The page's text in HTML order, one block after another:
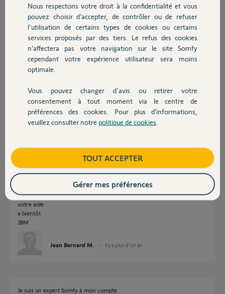
Chauffage
Autres produits
Devis avec un pro
Contact
Participer au fil de discussion
Réponses
c'est bien celle là ?
https://play.google.com/store/apps/details?id=com.somfy.h...
André N. il y a plus d'un an
Bonjour,
J'ai effectivement téléchargé cette appli qui donne le résultat décrit dans
ma question précédente.
question : vous représenter Somfy ou un dépanneur bénévole. Merci de
votre aide
a bientôt
JBM
Jean Bernard M. il y a plus d'un an
Je suis un expert Somfy à mon compte.
Nous respectons votre droit à la confidentialité et vous
pouvez choisir d’accepter, de contrôler ou de refuser
l'utilisation de certains types de cookies ou certains
services proposés par des tiers. Le refus des cookies
n’affectera pas votre navigation sur le site Somfy
cependant votre expérience utilisateur sera moins
optimale.
Vous pouvez changer d'avis ou retirer votre
consentement à tout moment via le centre de
préférences des cookies. Pour plus d’informations,
veuillez consulter notre politique de cookies
TOUT ACCEPTER
Gérer mes préférences